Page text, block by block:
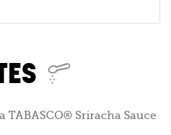
TABASCO® Sriracha Sauce